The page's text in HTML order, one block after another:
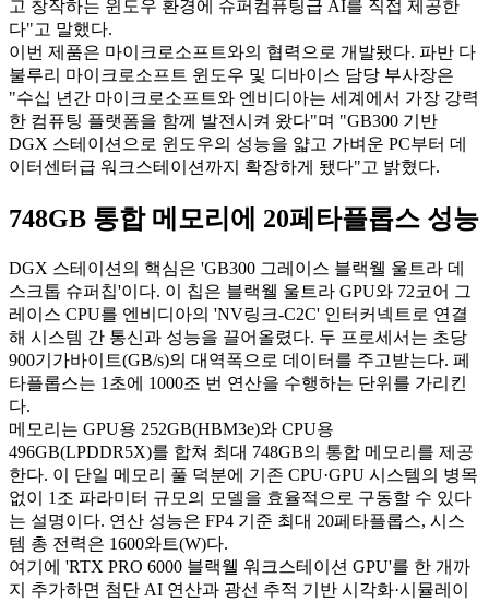
고 창작하는 윈도우 환경에 슈퍼컴퓨팅급 AI를 직접 제공한
다"고 말했다.
이번 제품은 마이크로소프트와의 협력으로 개발됐다. 파반 다
불루리 마이크로소프트 윈도우 및 디바이스 담당 부사장은
"수십 년간 마이크로소프트와 엔비디아는 세계에서 가장 강력
한 컴퓨팅 플랫폼을 함께 발전시켜 왔다"며 "GB300 기반
DGX 스테이션으로 윈도우의 성능을 얇고 가벼운 PC부터 데
이터센터급 워크스테이션까지 확장하게 됐다"고 밝혔다.
748GB 통합 메모리에 20페타플롭스 성능
DGX 스테이션의 핵심은 'GB300 그레이스 블랙웰 울트라 데
스크톱 슈퍼칩'이다. 이 칩은 블랙웰 울트라 GPU와 72코어 그
레이스 CPU를 엔비디아의 'NV링크-C2C' 인터커넥트로 연결
해 시스템 간 통신과 성능을 끌어올렸다. 두 프로세서는 초당
900기가바이트(GB/s)의 대역폭으로 데이터를 주고받는다. 페
타플롭스는 1초에 1000조 번 연산을 수행하는 단위를 가리킨
다.
메모리는 GPU용 252GB(HBM3e)와 CPU용
496GB(LPDDR5X)를 합쳐 최대 748GB의 통합 메모리를 제공
한다. 이 단일 메모리 풀 덕분에 기존 CPU·GPU 시스템의 병목
없이 1조 파라미터 규모의 모델을 효율적으로 구동할 수 있다
는 설명이다. 연산 성능은 FP4 기준 최대 20페타플롭스, 시스
템 총 전력은 1600와트(W)다.
여기에 'RTX PRO 6000 블랙웰 워크스테이션 GPU'를 한 개까
지 추가하면 첨단 AI 연산과 광선 추적 기반 시각화·시뮬레이